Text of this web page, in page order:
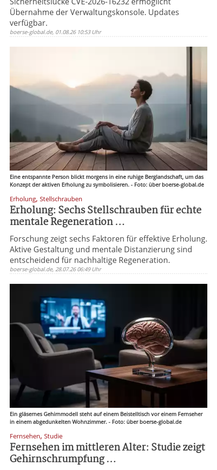
Übernahme der Verwaltungskonsole. Updates
verfügbar.
boerse-global.de, 01.08.26 10:53 Uhr
Eine entspannte Person blickt morgens in eine ruhige Berglandschaft, um das
Konzept der aktiven Erholung zu symbolisieren. - Foto: über boerse-global.de
Erholung, Stellschrauben
Erholung: Sechs Stellschrauben für echte
mentale Regeneration ...
Forschung zeigt sechs Faktoren für effektive Erholung.
Aktive Gestaltung und mentale Distanzierung sind
entscheidend für nachhaltige Regeneration.
boerse-global.de, 28.07.26 06:49 Uhr
Ein gläsernes Gehirnmodell steht auf einem Beistelltisch vor einem Fernseher
in einem abgedunkelten Wohnzimmer. - Foto: über boerse-global.de
Fernsehen, Studie
Fernsehen im mittleren Alter: Studie zeigt
Gehirnschrumpfung ...